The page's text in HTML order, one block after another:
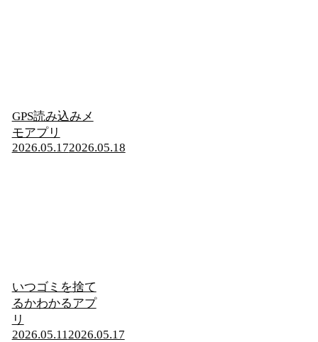
GPS読み込みメ
モアプリ
2026.05.172026.05.18
いつゴミを捨て
るかわかるアプ
リ
2026.05.11 2026.05.17